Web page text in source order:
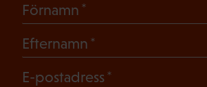
Förnamn
Efternamn
E-postadress